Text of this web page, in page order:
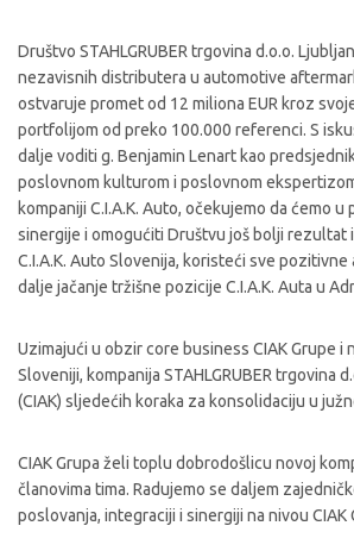
Društvo STAHLGRUBER trgovina d.o.o.
nezavisnih distributera u automotive
ostvaruje promet od 12 miliona EUR kroz
portfolijom od preko 100.000 referenci. S
dalje voditi g. Benjamin Lenart kao
poslovnom kulturom i poslovnom
kompaniji C.I.A.K. Auto, očekujemo da ćemo
sinergije i omogućiti Društvu još bolji rezultat
C.I.A.K. Auto Slovenija, koristeći sve
dalje jačanje tržišne pozicije C.I.A.K. Auta u
Uzimajući u obzir core business CIAK Grupe i
Sloveniji, kompanija STAHLGRUBER trgovina
(CIAK) sljedećih koraka za konsolidaciju u
CIAK Grupa želi toplu dobrodošlicu novoj
članovima tima. Radujemo se daljem
poslovanja, integraciji i sinergiji na nivou CIAK